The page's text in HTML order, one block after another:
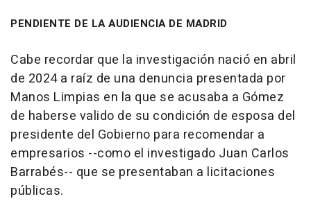
PENDIENTE DE LA AUDIENCIA DE MADRID
Cabe recordar que la investigación nació en abril
de 2024 a raíz de una denuncia presentada por
Manos Limpias en la que se acusaba a Gómez
de haberse valido de su condición de esposa del
presidente del Gobierno para recomendar a
empresarios --como el investigado Juan Carlos
Barrabés-- que se presentaban a licitaciones
públicas.